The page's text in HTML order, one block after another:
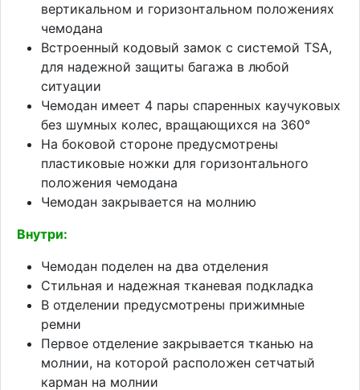
вертикальном и горизонтальном положениях
чемодана
Встроенный кодовый замок с системой TSA,
для надежной защиты багажа в любой
ситуации
Чемодан имеет 4 пары спаренных каучуковых
без шумных колес, вращающихся на 360°
На боковой стороне предусмотрены
пластиковые ножки для горизонтального
положения чемодана
Чемодан закрывается на молнию
Внутри:
Чемодан поделен на два отделения
Стильная и надежная тканевая подкладка
В отделении предусмотрены прижимные
ремни
Первое отделение закрывается тканью на
молнии, на которой расположен сетчатый
карман на молнии